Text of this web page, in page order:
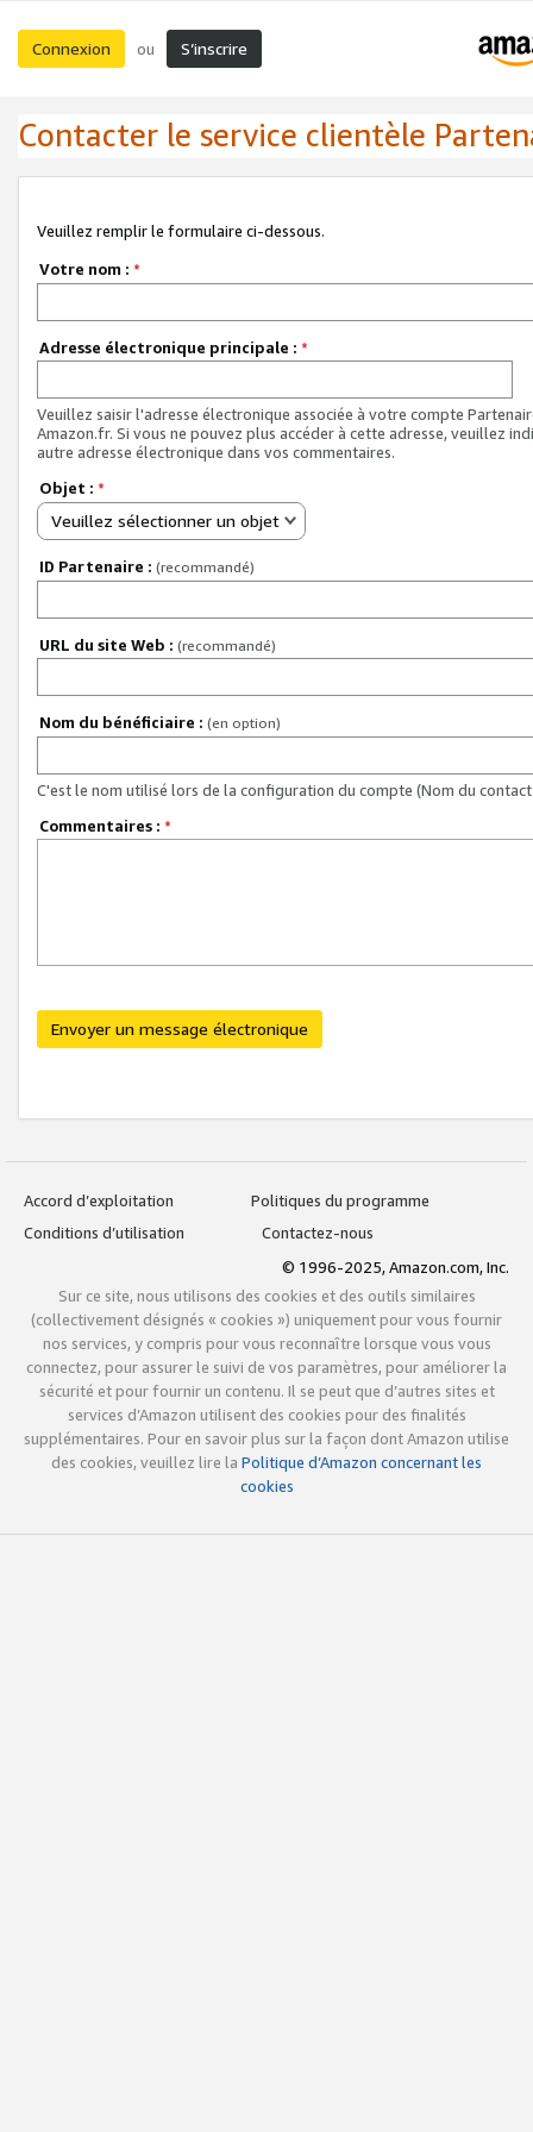
Connexion ou S’inscrire
Contacter le service clientèle
Veuillez remplir le formulaire ci-dessous.
Votre nom : *
Adresse électronique principale : *
Veuillez saisir l'adresse électronique associée à votre compte
Amazon.fr. Si vous ne pouvez plus accéder à cette adresse, veuillez
autre adresse électronique dans vos commentaires.
Objet : *
Veuillez sélectionner un objet
ID Partenaire : (recommandé)
URL du site Web : (recommandé)
Nom du bénéficiaire : (en option)
C'est le nom utilisé lors de la configuration du compte (Nom du
Commentaires : *
Envoyer un message électronique
Accord d’exploitation
Politiques du programme
Conditions d’utilisation
Contactez-nous
© 1996-2025, Amazon.com, Inc.
Sur ce site, nous utilisons des cookies et des outils similaires
(collectivement désignés « cookies ») uniquement pour vous fournir
nos services, y compris pour vous reconnaître lorsque vous vous
connectez, pour assurer le suivi de vos paramètres, pour améliorer la
sécurité et pour fournir un contenu. Il se peut que d’autres sites et
services d’Amazon utilisent des cookies pour des finalités
supplémentaires. Pour en savoir plus sur la façon dont Amazon utilise
des cookies, veuillez lire la Politique d’Amazon concernant les
cookies